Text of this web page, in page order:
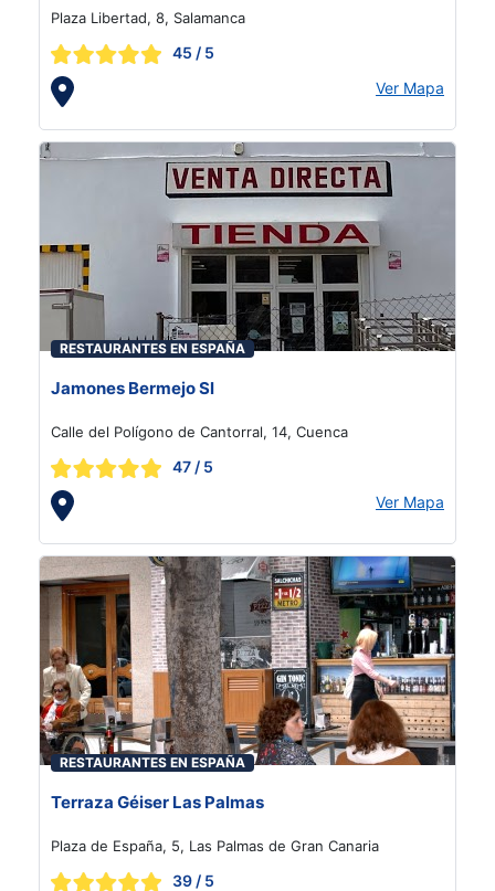
Plaza Libertad, 8, Salamanca
45 / 5
Ver Mapa
RESTAURANTES EN ESPAÑA
Jamones Bermejo Sl
Calle del Polígono de Cantorral, 14, Cuenca
47 / 5
Ver Mapa
RESTAURANTES EN ESPAÑA
Terraza Géiser Las Palmas
Plaza de España, 5, Las Palmas de Gran Canaria
39 / 5